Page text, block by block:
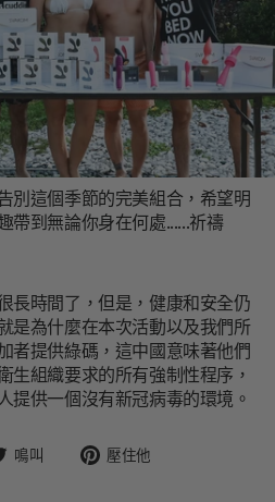
別這個季節的完美組合，希望明
帶到無論你身在何處......祈禱
長時間了，但是，健康和安全仍
是為什麼在本次活動以及我們所
者提供綠碼，這中國意味著他們
生組織要求的所有強制性程序，
提供一個沒有新冠病毒的環境。
鳴叫 壓住他